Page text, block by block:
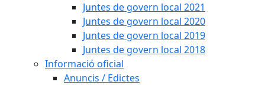
Juntes de govern local 2021
Juntes de govern local 2020
Juntes de govern local 2019
Juntes de govern local 2018
Informació oficial
Anuncis / Edictes